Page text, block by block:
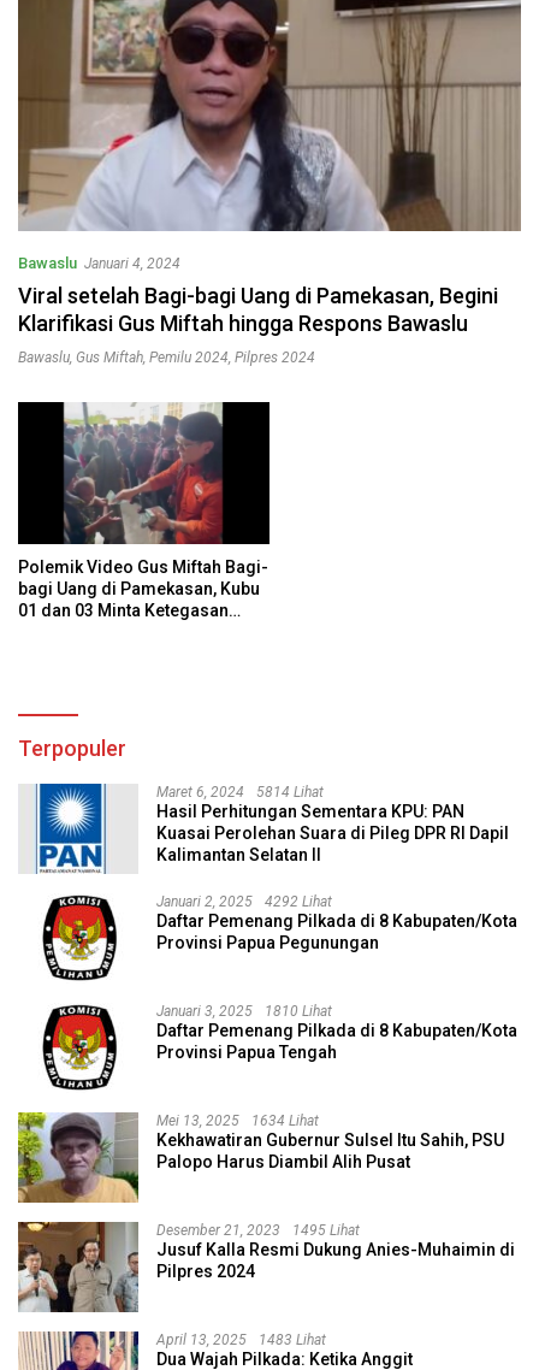
Bawaslu Januari 4, 2024
Viral setelah Bagi-bagi Uang di Pamekasan, Begini
Klarifikasi Gus Miftah hingga Respons Bawaslu
Bawaslu, Gus Miftah, Pemilu 2024, Pilpres 2024
Polemik Video Gus Miftah Bagi-
bagi Uang di Pamekasan, Kubu
01 dan 03 Minta Ketegasan
Terpopuler
Maret 6, 2024 5814 Lihat
Hasil Perhitungan Sementara KPU: PAN
Kuasai Perolehan Suara di Pileg DPR RI Dapil
Kalimantan Selatan II
Januari 2, 2025 4292 Lihat
Daftar Pemenang Pilkada di 8 Kabupaten/Kota
Provinsi Papua Pegunungan
Januari 3, 2025 1810 Lihat
Daftar Pemenang Pilkada di 8 Kabupaten/Kota
Provinsi Papua Tengah
Mei 13, 2025 1634 Lihat
Kekhawatiran Gubernur Sulsel Itu Sahih, PSU
Palopo Harus Diambil Alih Pusat
Desember 21, 2023 1495 Lihat
Jusuf Kalla Resmi Dukung Anies-Muhaimin di
Pilpres 2024
April 13, 2025 1483 Lihat
Dua Wajah Pilkada: Ketika Anggit